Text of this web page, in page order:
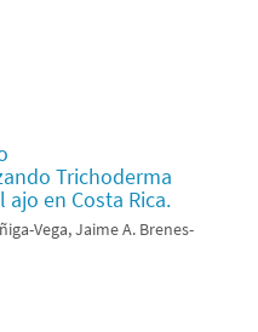
Trichoderma
en Costa Rica.
Vega, Jaime A. Brenes-